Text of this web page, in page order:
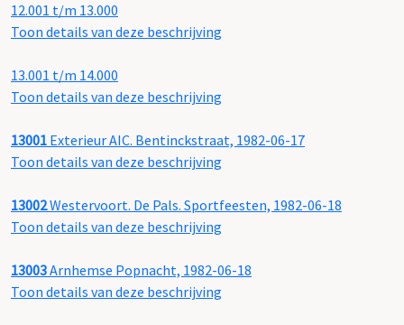
12.001 t/m 13.000
Toon details van deze beschrijving
13.001 t/m 14.000
Toon details van deze beschrijving
13001 Exterieur AIC. Bentinckstraat, 1982-06-17
Toon details van deze beschrijving
13002Westervoort. De Pals. Sportfeesten, 1982-06-18
Toon details van deze beschrijving
13003Arnhemse Popnacht, 1982-06-18
Toon details van deze beschrijving